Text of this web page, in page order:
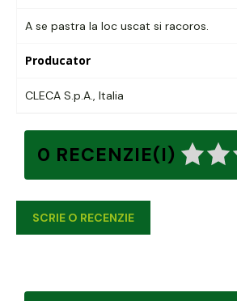
A se pastra la loc uscat si racoros.
Producator
CLECA S.p.A., Italia
0 RECENZIE(I)
SCRIE O RECENZIE